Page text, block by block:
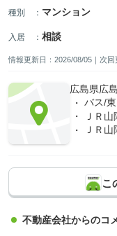
種別 ： マンション
入居 ： 相談
情報更新日：2026/08/05｜次
広島県広
バス/
ＪＲ
ＪＲ
こ
不動産会社からのコ